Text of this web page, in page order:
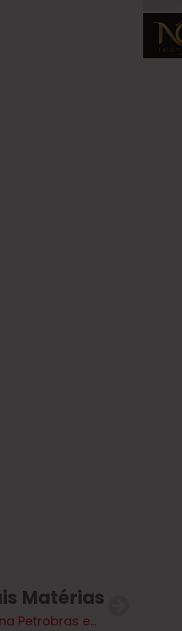
Matérias
SMAS realiza palestra na Petrobras em alusão ao “Dia Nacional de Mobilização dos Homens pelo Fim da Violência Contra as Mulheres”